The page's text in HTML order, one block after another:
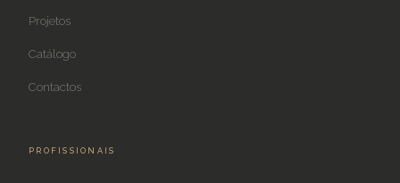
Projetos
Catálogo
Contactos
PROFISSIONAIS